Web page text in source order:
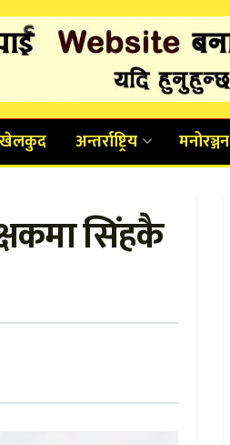
खेलकुद अन्तर्राष्ट्रिय मनोरञ्जन
सिंहकै